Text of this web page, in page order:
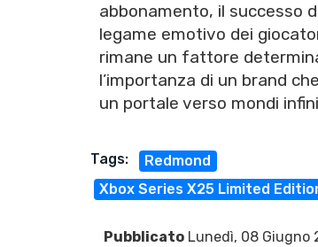
abbonamento, il successo
legame emotivo dei
rimane un fattore
l’importanza di un brand
un portale verso mondi
Tags:
Redmond
Xbox Series X25 Limited
Pubblicato Lunedì, 08 Giugno